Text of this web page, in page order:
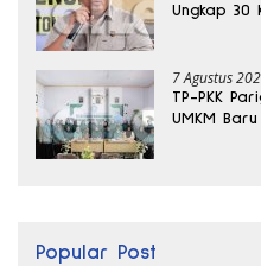
Ungkap 30
7 Agustus
TP-PKK
UMKM
Popular Post